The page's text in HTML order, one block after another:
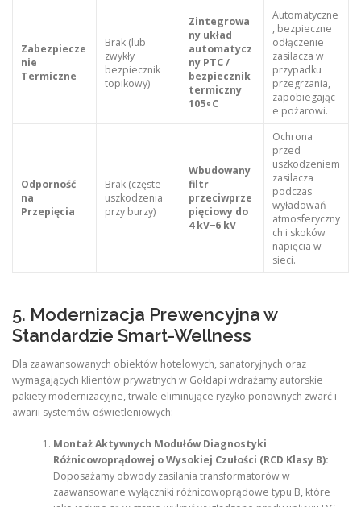
Zabezpiecze
nie
Termiczne
Brak (lub
zwykły
bezpiecznik
topikowy)
Zintegrowa
ny układ
automatycz
ny PTC /
bezpiecznik
termiczny
105∘C
Automatyczne
, bezpieczne
odłączenie
zasilacza w
przypadku
przegrzania,
zapobiegając
e pożarowi.
Odporność
na
Przepięcia
Brak (częste
uszkodzenia
przy burzy)
Wbudowany
filtr
przeciwprze
pięciowy do
4 kV−6 kV
Ochrona
przed
uszkodzeniem
zasilacza
podczas
wyładowań
atmosferyczny
ch i skoków
napięcia w
sieci.
5. Modernizacja Prewencyjna w
Standardzie Smart-Wellness
Dla zaawansowanych obiektów hotelowych, sanatoryjnych oraz
wymagających klientów prywatnych w Gołdapi wdrażamy autorskie
pakiety modernizacyjne, trwale eliminujące ryzyko ponownych zwarć i
awarii systemów oświetleniowych:
Montaż Aktywnych Modułów Diagnostyki
Różnicowoprądowej o Wysokiej Czułości (RCD Klasy B):
Doposażamy obwody zasilania transformatorów w
zaawansowane wyłączniki różnicowoprądowe typu B, które